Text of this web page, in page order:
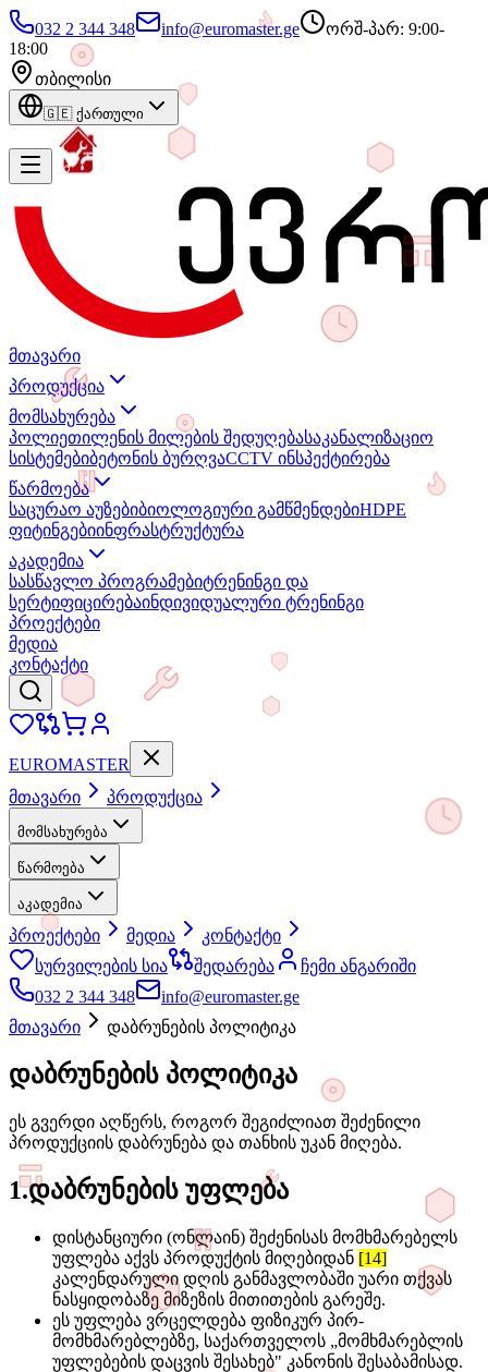
032 2 344 348 info@euromaster.ge
ორშ-პარ: 9:00-
18:00
თბილისი
🇬🇪 ქართული
მთავარი
პროდუქცია
მომსახურება
პოლიეთილენის მილების შედუღებასაკანალიზაციო
სისტემებიბეტონის ბურღვაCCTV ინსპექტირება
წარმოება
საცურაო აუზებიბიოლოგიური გამწმენდებიHDPE
ფიტინგებიინფრასტრუქტურა
აკადემია
სასწავლო პროგრამებიტრენინგი და
სერტიფიცირებაინდივიდუალური ტრენინგი
პროექტები
მედია
კონტაქტი
EUROMASTER
მთავარი
პროდუქცია
მომსახურება
წარმოება
აკადემია
პროექტები მედია
კონტაქტი
სურვილების სია
შედარება
ჩემი ანგარიში
032 2 344 348
info@euromaster.ge
მთავარი
დაბრუნების პოლიტიკა
დაბრუნების პოლიტიკა
ეს გვერდი აღწერს, როგორ შეგიძლიათ შეძენილი
პროდუქციის დაბრუნება და თანხის უკან მიღება.
1.დაბრუნების უფლება
დისტანციური (ონლაინ) შეძენისას მომხმარებელს
უფლება აქვს პროდუქტის მიღებიდან [14]
კალენდარული დღის განმავლობაში უარი თქვას
ნასყიდობაზე მიზეზის მითითების გარეშე.
ეს უფლება ვრცელდება ფიზიკურ პირ-
მომხმარებლებზე, საქართველოს „მომხმარებლის
უფლებების დაცვის შესახებ" კანონის შესაბამისად.